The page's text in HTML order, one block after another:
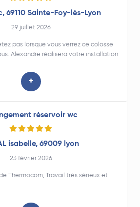
69110 Sainte-Foy-lès-Lyon
29 juillet 2026
pas lorsque vous verrez ce colosse
Alexandre réalisera votre installation
de répondre à vos questions si
grand merci à lui et à Stéphane qui entre
l'accueil téléphonique, les échanges de
administratif de l'entreprise Thermocom
pas à recommander.
+
réservoir wc
isabelle, 69009 lyon
23 février 2026
Thermocom, Travail très sérieux et